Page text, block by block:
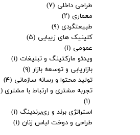
طراحی داخلی (۷)
معماری (۲)
طبیعتگردی (۹)
کلینیک های زیبایی (۵)
عمومی (۱)
ویدئو مارکتینگ و تبلیغات (۱)
بازاریابی و توسعه بازار (۹)
تولید محتوا و رسانه سازمانی (۴)
تجربه مشتری و ارتباط با مشتری (CX/CRM)
(۱)
استراتژی برند و ری‌برندینگ (۱)
طراحی و دوخت لباس زنان (۱)